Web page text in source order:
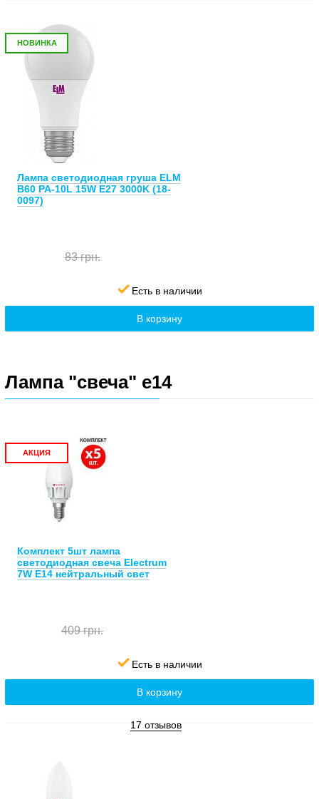
НОВИНКА
Лампа светодиодная груша ELM
B60 PA-10L 15W E27 3000K (18-
0097)
83 грн.
Есть в наличии
В корзину
Лампа "свеча" е14
АКЦИЯ
17 отзывов
Комплект 5шт лампа
светодиодная свеча Electrum
7W E14 нейтральный свет
409 грн.
Есть в наличии
В корзину